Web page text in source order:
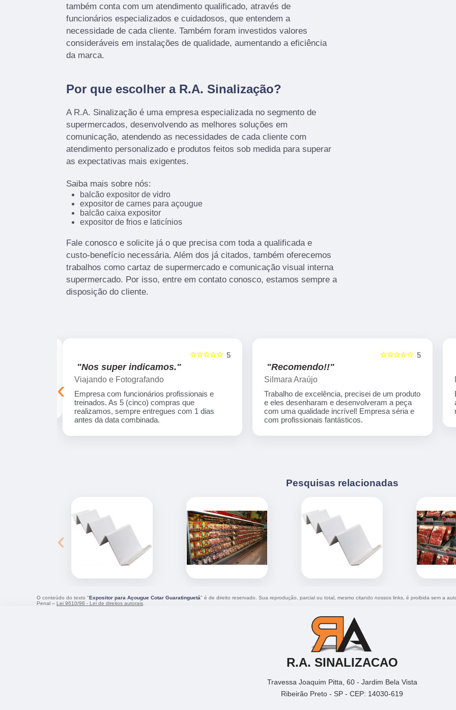
também conta com um atendimento qualificado, através de
funcionários especializados e cuidadosos, que entendem a
necessidade de cada cliente. Também foram investidos valores
consideráveis em instalações de qualidade, aumentando a eficiência
da marca.
Por que escolher a R.A. Sinalização?
A R.A. Sinalização é uma empresa especializada no segmento de
supermercados, desenvolvendo as melhores soluções em
comunicação, atendendo as necessidades de cada cliente com
atendimento personalizado e produtos feitos sob medida para superar
as expectativas mais exigentes.
Saiba mais sobre nós:
balcão expositor de vidro
expositor de carnes para açougue
balcão caixa expositor
expositor de frios e laticínios
Fale conosco e solicite já o que precisa com toda a qualificada e
custo-benefício necessária. Além dos já citados, também oferecemos
trabalhos como cartaz de supermercado e comunicação visual interna
supermercado. Por isso, entre em contato conosco, estamos sempre a
disposição do cliente.
5
☆☆☆☆☆
"Recomendo!!"
Silmara Araújo
Trabalho de excelência, precisei de um produto
e eles desenharam e desenvolveram a peça
com uma qualidade incrível! Empresa séria e
com profissionais fantásticos.
5
☆☆☆☆☆
"Recomendo!!"
Duda Máximo
Empresa incrível, material de ótima qualidade,
atendimento humano e muito atencioso! Os
melhores preços! Indico de olhos fechados!
‹
Pesquisas relacionadas
‹
O conteúdo do texto "Expositor para Açougue Cotar Guaratinguetá" é de direito reservado. Sua reprodução, parcial ou total, mesmo citando nossos links, é proibida sem a
Penal – Lei 9610/98 - Lei de direitos autorais.
R.A. SINALIZACAO
Travessa Joaquim Pitta, 60 - Jardim Bela Vista
Ribeirão Preto - SP - CEP: 14030-619